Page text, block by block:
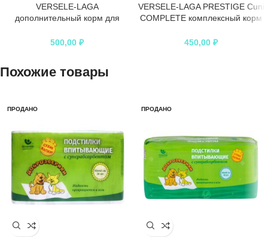
VERSELE-LAGA
дополнительный корм для
Snack Cereals
500,00 ₽
VERSELE-LAGA PRESTIGE Cuni
COMPLETE комплексный корм
450,00 ₽
Похожие товары
ПРОДАНО ПРОДАНО